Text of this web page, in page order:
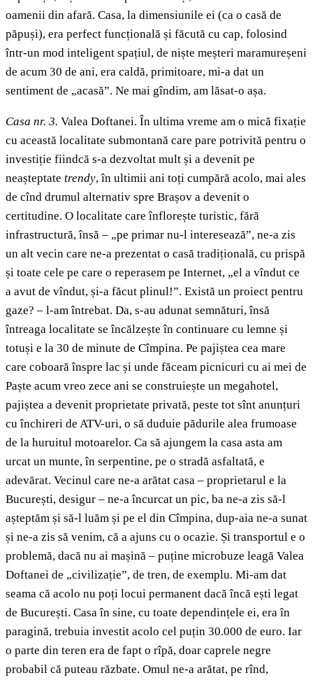
oamenii din afară. Casa, la dimensiunile ei (ca o casă de
păpuși), era perfect funcțională și făcută cu cap, folosind
într-un mod inteligent spațiul, de niște meșteri maramureșeni
de acum 30 de ani, era caldă, primitoare, mi-a dat un
sentiment de „acasă”. Ne mai gîndim, am lăsat-o așa.
Casa nr. 3. Valea Doftanei. În ultima vreme am o mică fixație
cu această localitate submontană care pare potrivită pentru o
investiție fiindcă s-a dezvoltat mult și a devenit pe
neașteptate trendy, în ultimii ani toți cumpără acolo, mai ales
de cînd drumul alternativ spre Brașov a devenit o
certitudine. O localitate care înflorește turistic, fără
infrastructură, însă – „pe primar nu-l interesează”, ne-a zis
un alt vecin care ne-a prezentat o casă tradițională, cu prispă
și toate cele pe care o reperasem pe Internet, „el a vîndut ce
a avut de vîndut, și-a făcut plinul!”. Există un proiect pentru
gaze? – l-am întrebat. Da, s-au adunat semnături, însă
întreaga localitate se încălzește în continuare cu lemne și
totuși e la 30 de minute de Cîmpina. Pe pajiștea cea mare
care coboară înspre lac și unde făceam picnicuri cu ai mei de
Paște acum vreo zece ani se construiește un megahotel,
pajiștea a devenit proprietate privată, peste tot sînt anunțuri
cu închireri de ATV-uri, o să duduie pădurile alea frumoase
de la huruitul motoarelor. Ca să ajungem la casa asta am
urcat un munte, în serpentine, pe o stradă asfaltată, e
adevărat. Vecinul care ne-a arătat casa – proprietarul e la
București, desigur – ne-a încurcat un pic, ba ne-a zis să-l
așteptăm și să-l luăm și pe el din Cîmpina, dup-aia ne-a sunat
și ne-a zis să venim, că a ajuns cu o ocazie. Și transportul e o
problemă, dacă nu ai mașină – puține microbuze leagă Valea
Doftanei de „civilizație”, de tren, de exemplu. Mi-am dat
seama că acolo nu poți locui permanent dacă încă ești legat
de București. Casa în sine, cu toate dependințele ei, era în
paragină, trebuia investit acolo cel puțin 30.000 de euro. Iar
o parte din teren era de fapt o rîpă, doar caprele negre
probabil că puteau răzbate. Omul ne-a arătat, pe rînd,